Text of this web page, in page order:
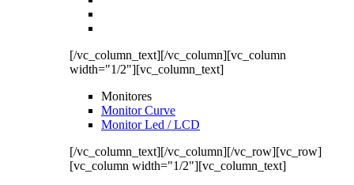
[/vc_column_text][/vc_column][vc_column
width="1/2"][vc_column_text]
Monitores
Monitor Curve
Monitor Led / LCD
[/vc_column_text][/vc_column][/vc_row][vc_row]
[vc_column width="1/2"][vc_column_text]